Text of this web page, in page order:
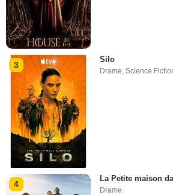
3
Silo
Drame ,Science
4
La Petite maison
Drame